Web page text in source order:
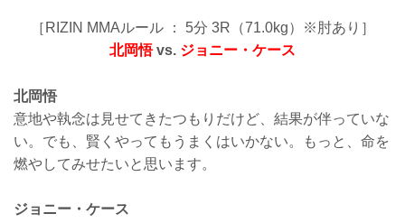
［RIZIN MMAルール ： 5分 3R（71.0kg）※肘あり］
北岡悟vs. ジョニー・ケース
北岡悟
意地や執念は見せてきたつもりだけど、結果が伴っていな
い。でも、賢くやってもうまくはいかない。もっと、命を
燃やしてみせたいと思います。
ジョニー・ケース